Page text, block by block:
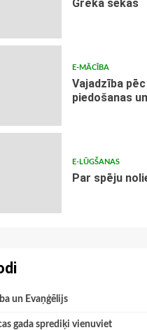
Grēka sekas
E-MĀCĪBA
Vajadzība
piedošanas
E-LŪGŠANAS
Par spēju
un Evaņģēlijs
gada sprediķi vienuviet